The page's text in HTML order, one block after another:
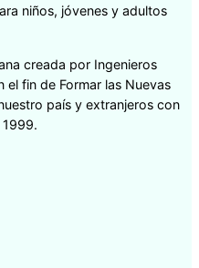
niños, jóvenes y adultos
creada por Ingenieros
el fin de Formar las Nuevas
país y extranjeros con